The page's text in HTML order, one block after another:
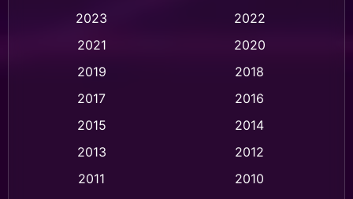
Animation แอนิเมชั่น (1)
Animation แอนิเมชัน (1)
2023
2022
2021
2020
2019
2018
2017
2016
2015
2014
2013
2012
2011
2010